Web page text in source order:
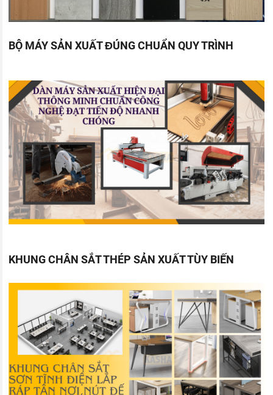
BỘ MÁY SẢN XUẤT ĐÚNG CHUẨN QUY TRÌNH
KHUNG CHÂN SẮT THÉP SẢN XUẤT TÙY BIẾN